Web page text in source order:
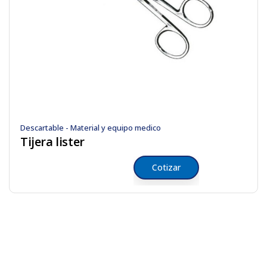
Descartable - Material y equipo medico
Tijera lister
Cotizar